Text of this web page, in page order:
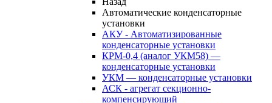
Автоматические конденсаторные
установки
АКУ - Автоматизированные
конденсаторные установки
КРМ-0,4 (аналог УКМ58) —
конденсаторные установки
УКМ — конденсаторные установки
АСК - агрегат секционно-
компенсирующий